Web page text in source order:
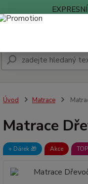
Úvod Matrace
Matrace
+ Dárek️ 🎁 Akce